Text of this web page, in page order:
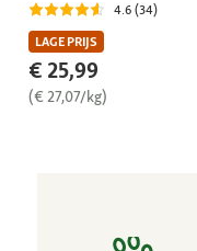
4.6 (34)
LAGE PRIJS
€ 25,99
(€ 27,07/kg)